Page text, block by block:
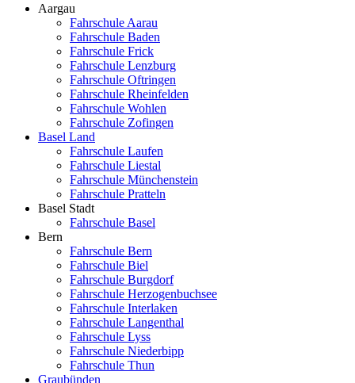
Aargau
Fahrschule Aarau
Fahrschule Baden
Fahrschule Frick
Fahrschule Lenzburg
Fahrschule Oftringen
Fahrschule Rheinfelden
Fahrschule Wohlen
Fahrschule Zofingen
Basel Land
Fahrschule Laufen
Fahrschule Liestal
Fahrschule Münchenstein
Fahrschule Pratteln
Basel Stadt
Fahrschule Basel
Bern
Fahrschule Bern
Fahrschule Biel
Fahrschule Burgdorf
Fahrschule Herzogenbuchsee
Fahrschule Interlaken
Fahrschule Langenthal
Fahrschule Lyss
Fahrschule Niederbipp
Fahrschule Thun
Graubünden